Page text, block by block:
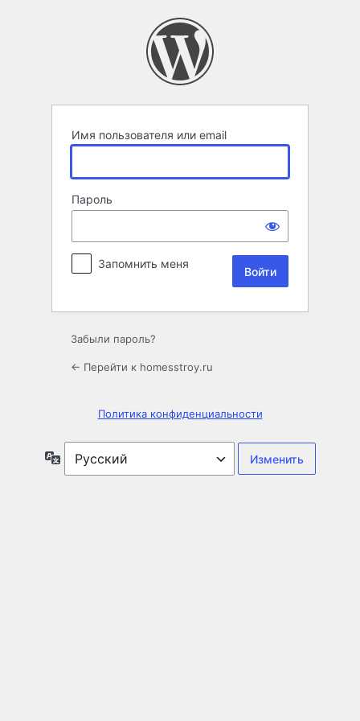
Имя пользователя или email
Пароль
Запомнить меня
Забыли пароль?
← Перейти к homesstroy.ru
Политика конфиденциальности
Язык